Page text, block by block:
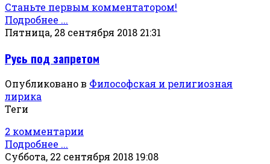
Станьте первым комментатором!
Подробнее ...
Пятница, 28 сентября 2018 21:31
Русь под запретом
Опубликовано в Философская и религиозная
лирика
Теги
2 комментарии
Подробнее ...
Суббота, 22 сентября 2018 19:08